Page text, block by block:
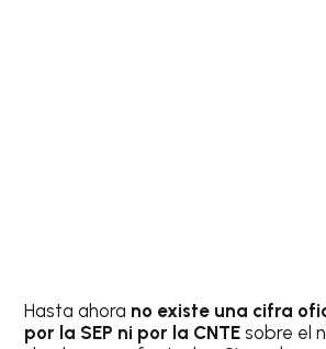
Hasta ahora no existe una cifra
por la SEP ni por la CNTE sobre el